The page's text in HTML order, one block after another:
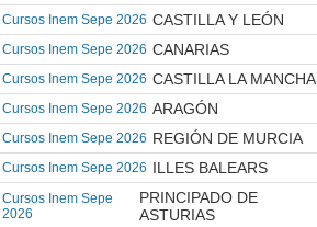
Cursos Inem Sepe 2026 CASTILLA Y LEÓN
Cursos Inem Sepe 2026 CANARIAS
Cursos Inem Sepe 2026 CASTILLA LA MANCHA
Cursos Inem Sepe 2026 ARAGÓN
Cursos Inem Sepe 2026 REGIÓN DE MURCIA
Cursos Inem Sepe 2026 ILLES BALEARS
Cursos Inem Sepe
2026
PRINCIPADO DE
ASTURIAS